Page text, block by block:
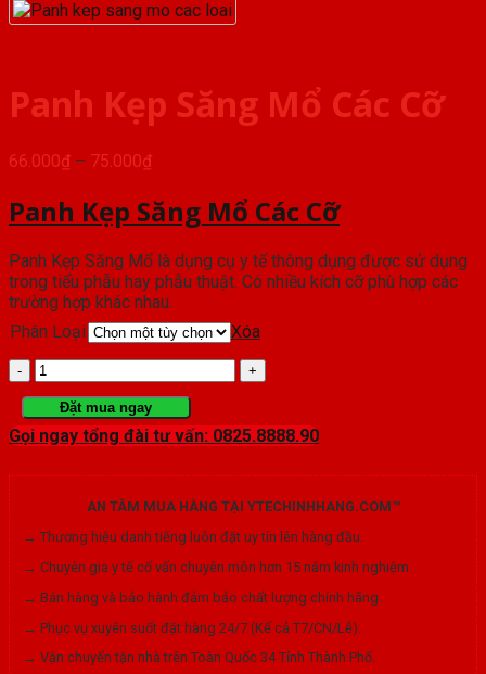
Panh Kẹp Săng Mổ Các Cỡ
66.000₫ – 75.000₫Khoảng
từ
66.000₫
75.000₫
Panh Kẹp Săng Mổ Các Cỡ
Panh Kẹp Săng Mổ là dụng cụ y tế thông dụng được sử dụng
trong tiểu phẫu hay phẫu thuật. Có nhiều kích cỡ phù hợp các
trường hợp khác nhau.
Phân Loại
Xóa
Panh
Kẹp
Săng
Mổ
số
lượng
Đặt mua ngay
Gọi ngay tổng đài tư vấn: 0825.8888.90
AN TÂM MUA HÀNG TẠI YTECHINHHANG.COM™
→ Thương hiệu danh tiếng luôn đặt uy tín lên hàng đầu.
→ Chuyên gia y tế cố vấn chuyên môn hơn 15 năm kinh nghiệm.
→ Bán hàng và bảo hành đảm bảo chất lượng chính hãng.
→ Phục vụ xuyên suốt đặt hàng 24/7 (Kể cả T7/CN/Lễ).
→ Vận chuyển tận nhà trên Toàn Quốc 34 Tỉnh Thành Phố.